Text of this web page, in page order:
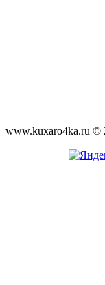
www.kuxaro4ka.ru ©